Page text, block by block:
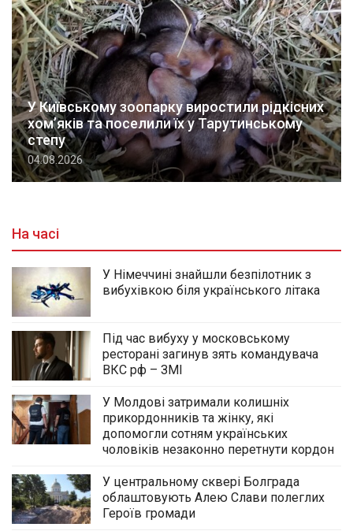
У Київському зоопарку виростили рідкісних
хом’яків та поселили їх у Тарутинському
степу
04.08.2026
На часі
У Німеччині знайшли безпілотник з
вибухівкою біля українського літака
Під час вибуху у московському
ресторані загинув зять командувача
ВКС рф – ЗМІ
У Молдові затримали колишніх
прикордонників та жінку, які
допомогли сотням українських
чоловіків незаконно перетнути кордон
У центральному сквері Болграда
облаштовують Алею Слави полеглих
Героїв громади